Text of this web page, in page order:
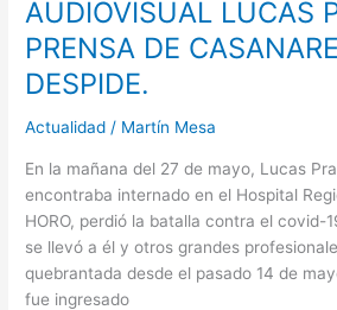
AUDIOVISUAL LUCAS
PRENSA DE
DESPIDE.
Actualidad / Martín Mesa
En la mañana del 27 de mayo, Lucas
encontraba internado en el Hospital
HORO, perdió la batalla contra el covid-
se llevó a él y otros grandes
quebrantada desde el pasado 14 de
fue ingresado